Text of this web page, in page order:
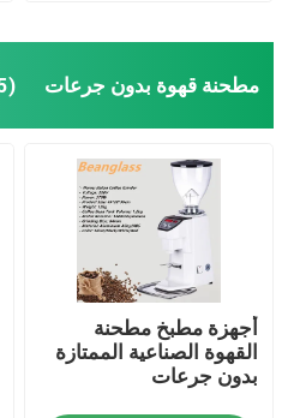
مطحنة قهوة بدون جرعات (35)
أجهزة مطبخ مطحنة
القهوة الصناعية الممتازة
بدون جرعات